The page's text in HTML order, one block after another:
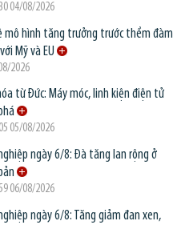
04/08/2026
mô hình tăng trưởng trước thềm đàm
Mỹ và EU
2026
từ Đức: Máy móc, linh kiện điện tử
05/08/2026
ngày 6/8: Đà tăng lan rộng ở
06/08/2026
ngày 6/8: Tăng giảm đan xen,